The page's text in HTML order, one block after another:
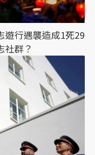
遊行遇襲造成1死29
社群？